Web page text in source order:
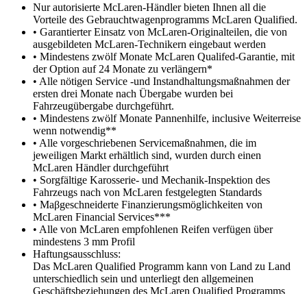
Nur autorisierte McLaren-Händler bieten Ihnen all die
Vorteile des Gebrauchtwagenprogramms McLaren Qualified.
• Garantierter Einsatz von McLaren-Originalteilen, die von
ausgebildeten McLaren-Technikern eingebaut werden
• Mindestens zwölf Monate McLaren Qualifed-Garantie, mit
der Option auf 24 Monate zu verlängern*
• Alle nötigen Service -und Instandhaltungsmaßnahmen der
ersten drei Monate nach Übergabe wurden bei
Fahrzeugübergabe durchgeführt.
• Mindestens zwölf Monate Pannenhilfe, inclusive Weiterreise
wenn notwendig**
• Alle vorgeschriebenen Servicemaßnahmen, die im
jeweiligen Markt erhältlich sind, wurden durch einen
McLaren Händler durchgeführt
• Sorgfältige Karosserie- und Mechanik-Inspektion des
Fahrzeugs nach von McLaren festgelegten Standards
• Maβgeschneiderte Finanzierungsmöglichkeiten von
McLaren Financial Services***
• Alle von McLaren empfohlenen Reifen verfügen über
mindestens 3 mm Profil
Haftungsausschluss:
Das McLaren Qualified Programm kann von Land zu Land
unterschiedlich sein und unterliegt den allgemeinen
Geschäftsbeziehungen des McLaren Qualified Programms